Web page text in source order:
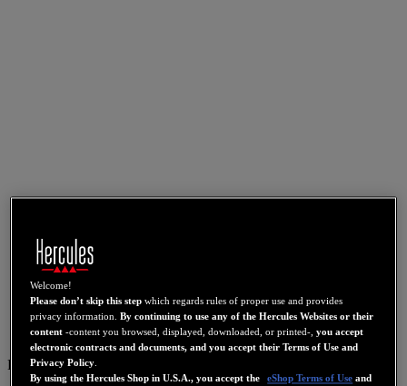
FR
Welcome!
Please don’t skip this step which regards rules of proper use and provides
privacy information.By continuing to use any of the Hercules Websites or their
content -content you browsed, displayed, downloaded, or printed-,you accept
electronic contracts and documents, and you accept their Terms of Use and
Privacy Policy.
By using the Hercules Shop in U.S.A., you accept the
eShop Terms of Use and